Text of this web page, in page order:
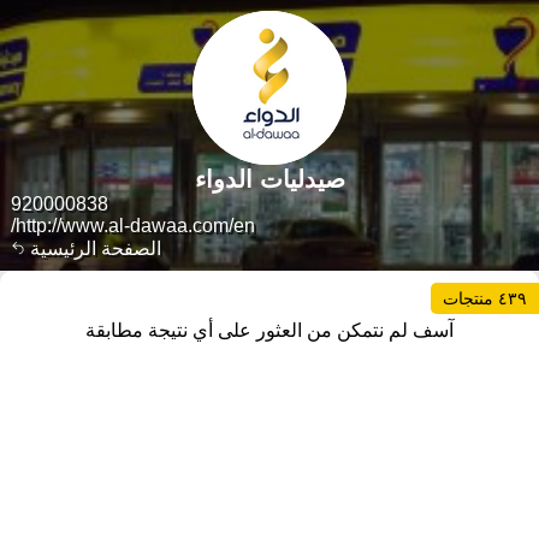
الصفحة الرئيسية
920000838
http://www.al-dawaa.com/en/
صيدليات الدواء
٤٣٩ منتجات
آسف لم نتمكن من العثور على أي نتيجة مطابقة